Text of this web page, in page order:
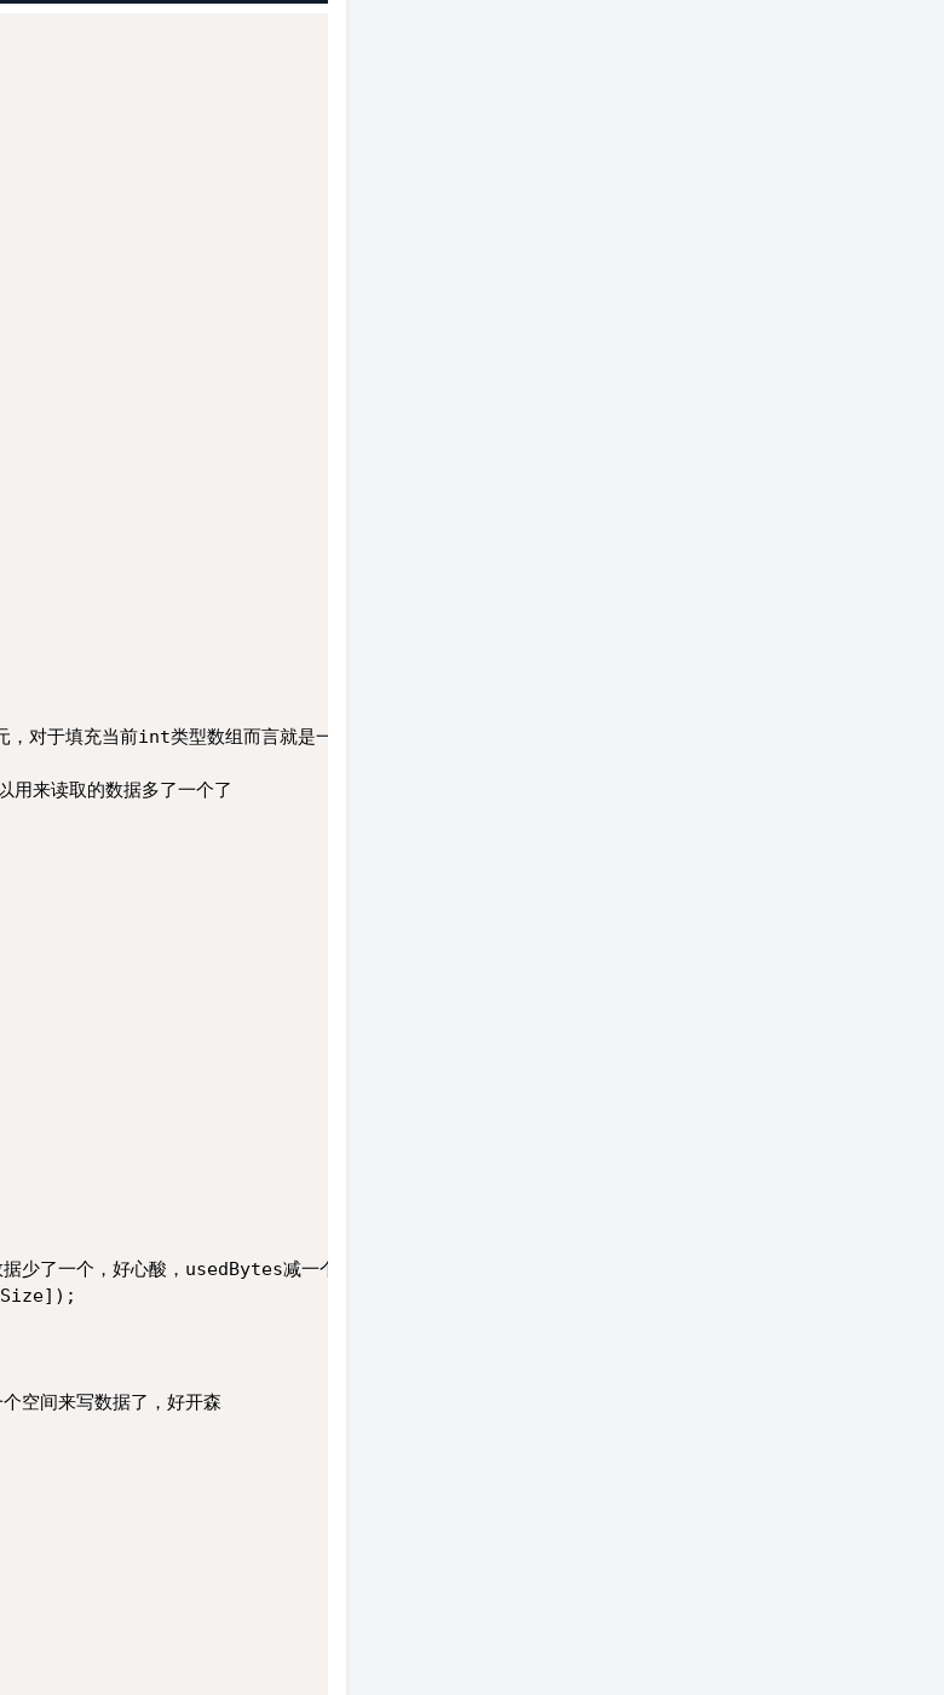
于填充当前int类型数组而言就是一个int空间，freeBytes数值减一，因为你已经申请到一个啦，当然要减少
读取的数据多了一个了
了一个，好心酸，usedBytes减一个吧
间来写数据了，好开森